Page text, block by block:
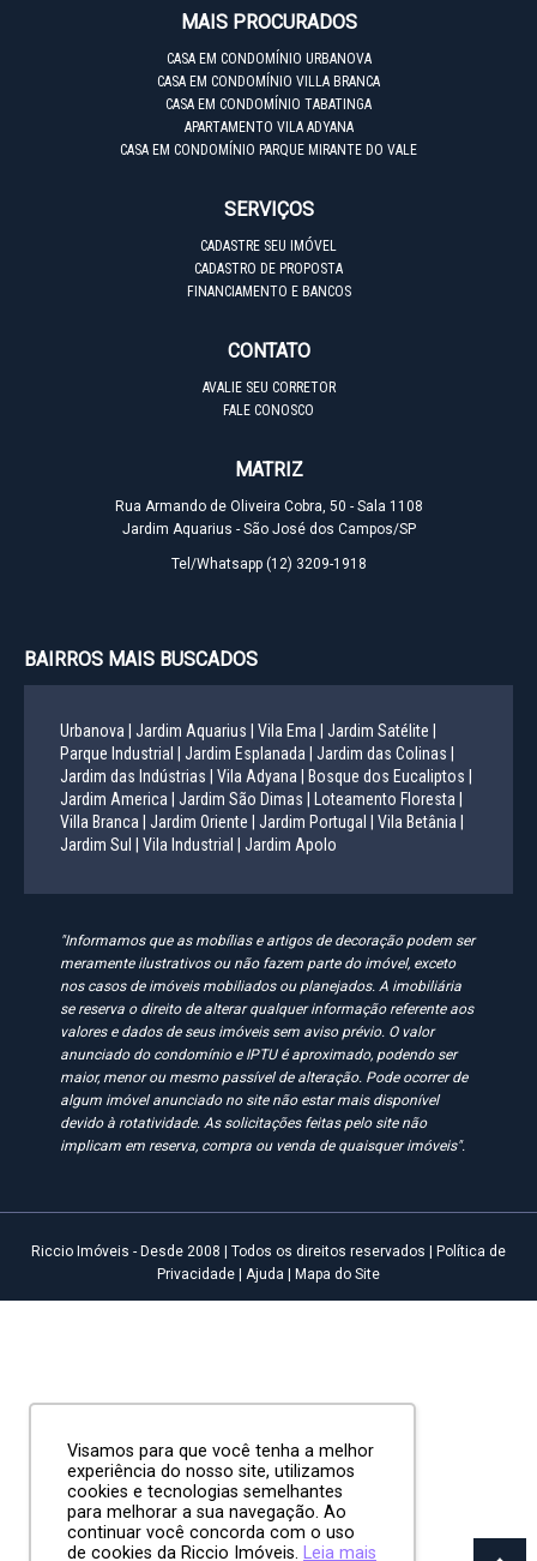
MAIS PROCURADOS
CASA EM CONDOMÍNIO URBANOVA
CASA EM CONDOMÍNIO VILLA BRANCA
CASA EM CONDOMÍNIO TABATINGA
APARTAMENTO VILA ADYANA
CASA EM CONDOMÍNIO PARQUE MIRANTE DO VALE
SERVIÇOS
CADASTRE SEU IMÓVEL
CADASTRO DE PROPOSTA
FINANCIAMENTO E BANCOS
CONTATO
AVALIE SEU CORRETOR
FALE CONOSCO
MATRIZ
Rua Armando de Oliveira Cobra, 50 - Sala 1108
Jardim Aquarius - São José dos Campos/SP
Tel/Whatsapp (12) 3209-1918
BAIRROS MAIS BUSCADOS
Urbanova | Jardim Aquarius | Vila Ema |
Jardim Satélite |
Parque Industrial |
Jardim Esplanada |
Jardim das Colinas |
Jardim das Indústrias |
Vila Adyana |
Bosque dos Eucaliptos |
Jardim America |
Jardim São Dimas |
Loteamento Floresta |
Villa Branca |
Jardim Oriente | Jardim Portugal |
Vila Betânia |
Jardim Sul |
Vila Industrial | Jardim Apolo
"Informamos que as mobílias e artigos de decoração podem ser
meramente ilustrativos ou não fazem parte do imóvel, exceto
nos casos de imóveis mobiliados ou planejados. A imobiliária
se reserva o direito de alterar qualquer informação referente aos
valores e dados de seus imóveis sem aviso prévio. O valor
anunciado do condomínio e IPTU é aproximado, podendo ser
maior, menor ou mesmo passível de alteração. Pode ocorrer de
algum imóvel anunciado no site não estar mais disponível
devido à rotatividade. As solicitações feitas pelo site não
implicam em reserva, compra ou venda de quaisquer imóveis".
Riccio Imóveis - Desde 2008 | Todos os direitos reservados |
Política de
Privacidade
Ajuda Mapa do Site
Visamos para que você tenha a melhor
experiência do nosso site, utilizamos
cookies e tecnologias semelhantes
para melhorar a sua navegação. Ao
continuar você concorda com o uso
de cookies da Riccio Imóveis. Leia mais